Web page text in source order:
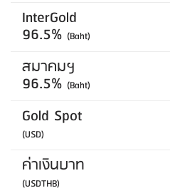
InterGold
96.5% (Baht)
สมาคมฯ
96.5% (Baht)
Gold Spot
(USD)
ค่าเงินบาท
(USDTHB)